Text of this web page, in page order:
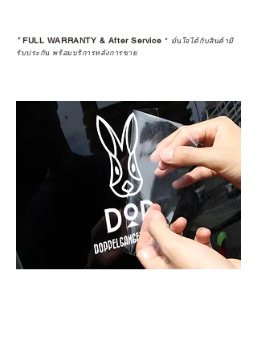
*FULL WARRANTY & After Service * มั่นใจได้กับสินค้ามี
รับประกัน พร้อมบริการหลังการขาย